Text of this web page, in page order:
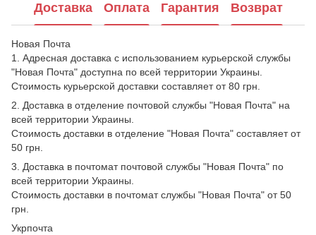
Доставка Оплата Гарантия Возврат
Новая Почта
1. Адресная доставка с использованием курьерской службы
"Новая Почта" доступна по всей территории Украины.
Стоимость курьерской доставки составляет от 80 грн.
2. Доставка в отделение почтовой службы "Новая Почта" на
всей территории Украины.
Стоимость доставки в отделение "Новая Почта" составляет от
50 грн.
3. Доставка в почтомат почтовой службы "Новая Почта" по
всей территории Украины.
Стоимость доставки в почтомат службы "Новая Почта" от 50
грн.
Укрпочта